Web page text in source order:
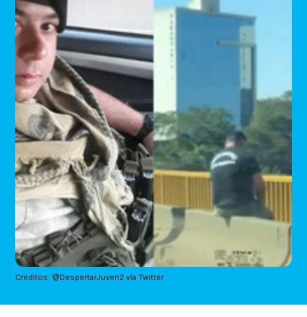
Créditos: @DespertarJuven2 vía Twitter